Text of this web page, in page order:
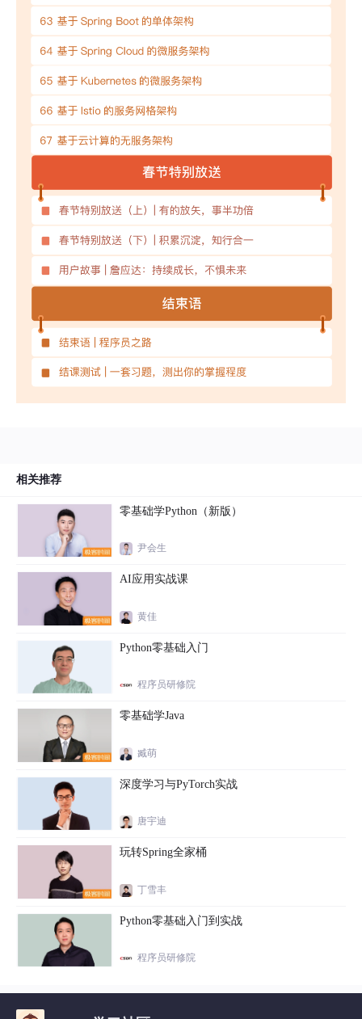
相关推荐
零基础学Python（新版）
尹会生
AI应用实战课
黄佳
Python零基础入门
程序员研修院
零基础学Java
臧萌
深度学习与PyTorch实战
唐宇迪
玩转Spring全家桶
丁雪丰
Python零基础入门到实战
程序员研修院